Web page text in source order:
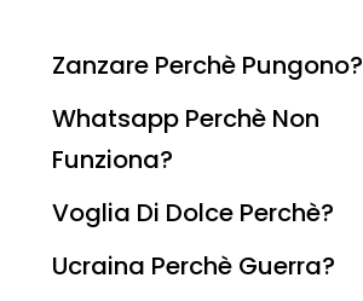
Zanzare Perchè Pungono?
Whatsapp Perchè Non
Funziona?
Voglia Di Dolce Perchè?
Ucraina Perchè Guerra?